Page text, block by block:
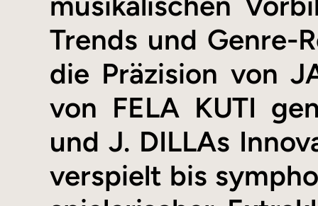
Trends und Genre-
die Präzision von
von FELA KUTI
und J. DILLAs
verspielt bis